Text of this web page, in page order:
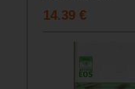
14.39 €